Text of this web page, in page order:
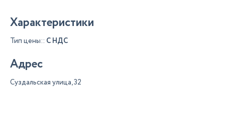
Характеристики
Тип цены:: С НДС
Адрес
Суздальская улица, 32